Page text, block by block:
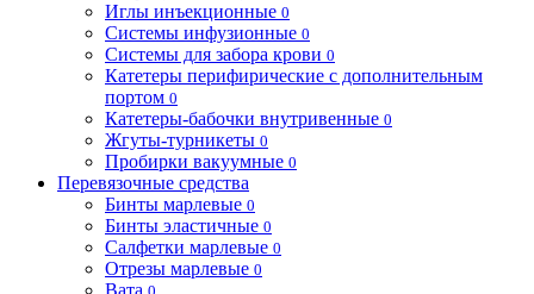
Иглы инъекционные 0
Системы инфузионные 0
Системы для забора крови 0
Катетеры перифирические с дополнительным
портом 0
Катетеры-бабочки внутривенные 0
Жгуты-турникеты 0
Пробирки вакуумные 0
Перевязочные средства
Бинты марлевые 0
Бинты эластичные 0
Салфетки марлевые 0
Отрезы марлевые 0
Вата